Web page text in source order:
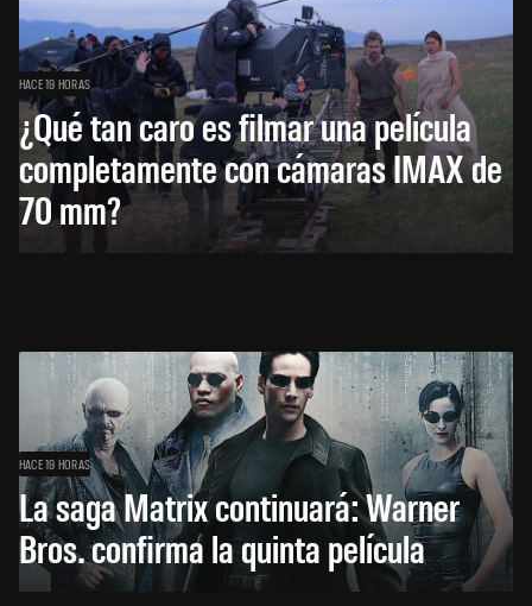
HACE 19 HORAS
¿Qué tan caro es filmar una película
completamente con cámaras IMAX de
70 mm?
HACE 19 HORAS
La saga Matrix continuará: Warner
Bros. confirma la quinta película